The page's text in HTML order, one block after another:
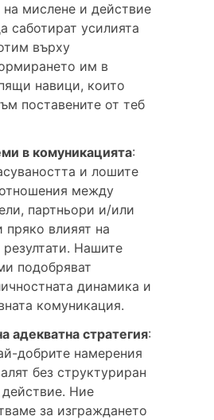
мислене и действие
саботират усилията
върху
им в
навици, които
поставените от теб
в комуникацията:
и лошите
между
партньори и/или
пряко влияят на
Нашите
подобряват
динамика и
комуникация.
адекватна стратегия:
добрите намерения
без структуриран
действие. Ние
за изграждането